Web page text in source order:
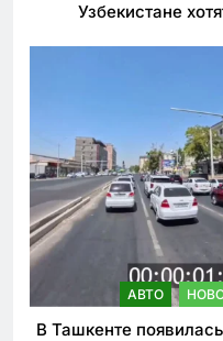
Узбекистане
АВТО
В Ташкенте